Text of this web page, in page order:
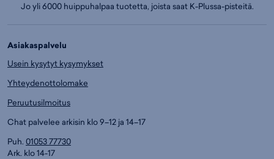
Jo yli 6000 huippuhalpaa tuotetta, joista saat K-Plussa-pisteitä.
Asiakaspalvelu
Usein kysytyt kysymykset
Yhteydenottolomake
Peruutusilmoitus
Chat palvelee arkisin klo 9–12 ja 14–17
Puh. 01053 77730
Ark. klo 14-17